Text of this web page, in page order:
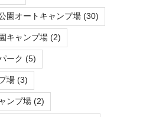
園オートキャンプ場 (30)
キャンプ場 (2)
ーク (5)
場 (3)
ンプ場 (2)